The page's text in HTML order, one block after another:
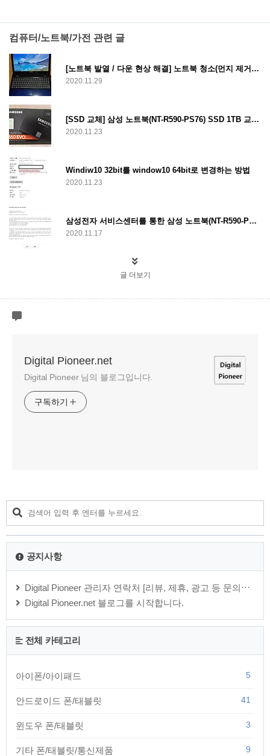
컴퓨터/노트북/가전 관련 글
[노트북 발열 / 다운 현상 해결] 노트북 청소(먼지 제거)를 통한 발열 및 다운 현상 해결
2020.11.29
[SSD 교체] 삼성 노트북(NT-R590-PS76) SSD 1TB 교체(업그레이드)
2020.11.23
Windiw10 32bit를 window10 64bit로 변경하는 방법
2020.11.23
삼성전자 서비스센터를 통한 삼성 노트북(NT-R590-PS76) SSD 교체, RAM 증설
2020.11.17
글 더보기
Digital Pioneer.net
Digital Pioneer 님의 블로그입니다.
구독하기
공지사항
Digital Pioneer 관리자 연락처 [리뷰, 제휴, 광고 등 문의⋯
Digital Pioneer.net 블로그를 시작합니다.
전체 카테고리
아이폰/아이패드 5
안드로이드 폰/태블릿 41
윈도우 폰/태블릿 3
기타 폰/태블릿/통신제품 9